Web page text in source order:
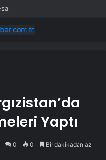
Yaptı
0 0 Bir dakikadan az